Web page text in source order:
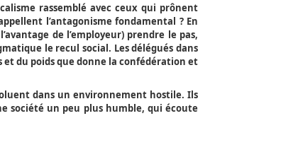
rassemblé avec ceux qui prônent
l’antagonisme fondamental ? En
de l’employeur) prendre le pas,
le recul social. Les délégués dans
et du poids que donne la confédération et
dans un environnement hostile. Ils
société un peu plus humble, qui écoute